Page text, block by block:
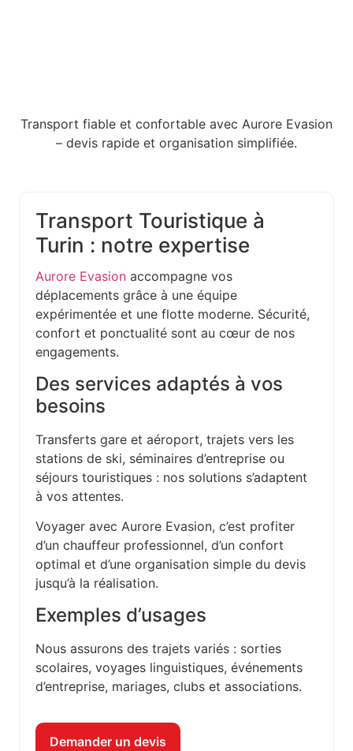
Transport fiable et confortable avec Aurore Evasion
– devis rapide et organisation simplifiée.
Transport Touristique à
Turin : notre expertise
Aurore Evasion accompagne vos
déplacements grâce à une équipe
expérimentée et une flotte moderne. Sécurité,
confort et ponctualité sont au cœur de nos
engagements.
Des services adaptés à vos
besoins
Transferts gare et aéroport, trajets vers les
stations de ski, séminaires d’entreprise ou
séjours touristiques : nos solutions s’adaptent
à vos attentes.
Voyager avec Aurore Evasion, c’est profiter
d’un chauffeur professionnel, d’un confort
optimal et d’une organisation simple du devis
jusqu’à la réalisation.
Exemples d’usages
Nous assurons des trajets variés : sorties
scolaires, voyages linguistiques, événements
d’entreprise, mariages, clubs et associations.
Demander un devis